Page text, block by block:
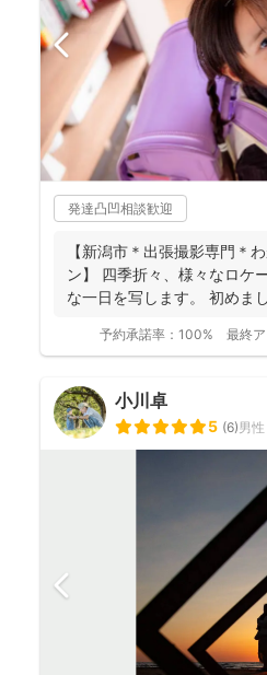
発達凸凹相談歓迎
【新潟市＊出張撮影専門＊
ン】 四季折々、様々なロケ
な一日を写します。 初めま
予約承諾率： 100% 最終ア
小川卓
5 (6)男性